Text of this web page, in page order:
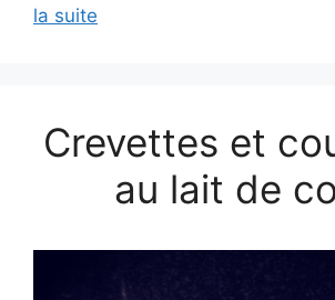
la suite
Crevettes et
au lait de